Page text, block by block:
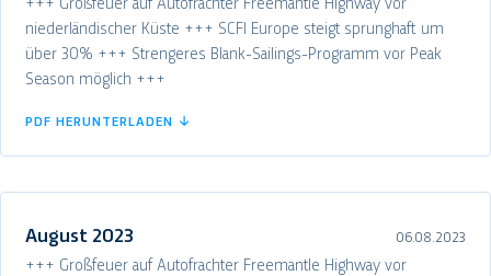
niederländischer Küste +++ SCFI Europe steigt sprunghaft um
über 30% +++ Strengeres Blank-Sailings-Programm vor Peak
Season möglich +++
PDF HERUNTERLADEN ↓
August 2023 06.08.2023
+++ Großfeuer auf Autofrachter Freemantle Highway vor